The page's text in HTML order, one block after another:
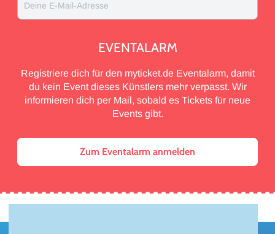
Deine E-Mail-Adresse
EVENTALARM
Registriere dich für den myticket.de Eventalarm, damit
du kein Event dieses Künstlers mehr verpasst. Wir
informieren dich per Mail, sobald es Tickets für neue
Events gibt.
Zum Eventalarm anmelden